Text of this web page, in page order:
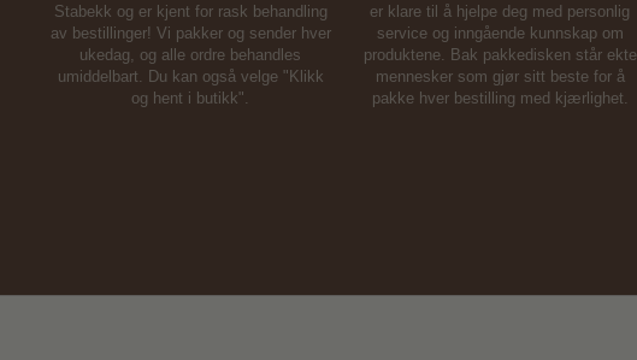
Stabekk og er kjent for rask behandling
av bestillinger! Vi pakker og sender hver
ukedag, og alle ordre behandles
umiddelbart. Du kan også velge "Klikk
og hent i butikk".
er klare til å hjelpe deg med personlig
service og inngående kunnskap om
produktene. Bak pakkedisken står ekte
mennesker som gjør sitt beste for å
pakke hver bestilling med kjærlighet.